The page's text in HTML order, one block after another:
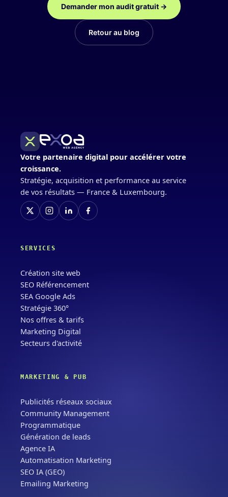
Demander mon audit gratuit →
Retour au blog
Votre partenaire digital pour accélérer votre
croissance.
Stratégie, acquisition et performance au service
de vos résultats — France & Luxembourg.
SERVICES
Création site web
SEO Référencement
SEA Google Ads
Stratégie 360°
Nos offres & tarifs
Marketing Digital
Secteurs d'activité
MARKETING & PUB
Publicités réseaux sociaux
Community Management
Programmatique
Génération de leads
Agence IA
Automatisation Marketing
SEO IA (GEO)
Emailing Marketing